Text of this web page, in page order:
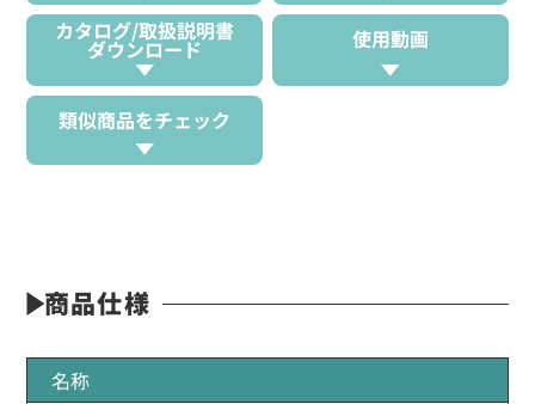
カタログ/取扱説明書
ダウンロード 使用動画
類似商品をチェック
商品仕様
名称